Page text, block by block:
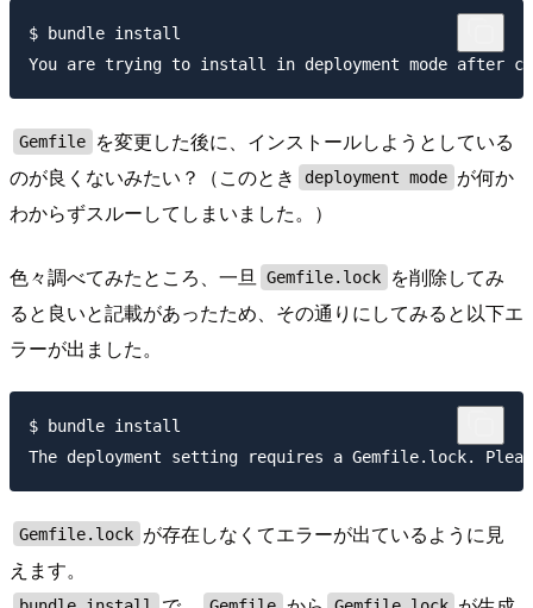
$ bundle install
Gemfile
を変更した後に、インストールしようとしている
のが良くないみたい？（このとき
deployment mode が何か
わからずスルーしてしまいました。）
色々調べてみたところ、一旦 Gemfile.lock
を削除してみ
ると良いと記載があったため、その通りにしてみると以下エ
ラーが出ました。
$ bundle install
Gemfile.lock が存在しなくてエラーが出ているように見
えます。